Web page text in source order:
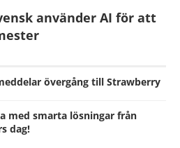
använder AI för att
övergång till Strawberry
med smarta lösningar från
dag!